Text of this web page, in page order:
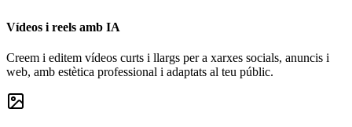
Vídeos i reels amb IA
Creem i editem vídeos curts i llargs per a xarxes socials, anuncis i
web, amb estètica professional i adaptats al teu públic.